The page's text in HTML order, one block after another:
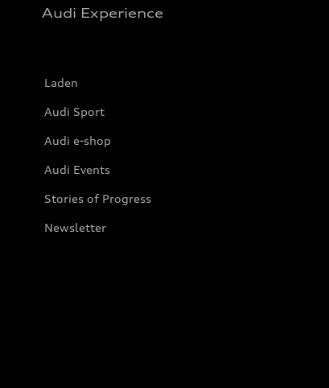
Audi Experience
Laden
Audi Sport
Audi e-shop
Audi Events
Stories of Progress
Newsletter